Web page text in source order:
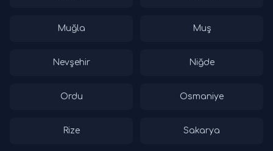
Muğla Muş
Nevşehir Niğde
Ordu Osmaniye
Rize Sakarya